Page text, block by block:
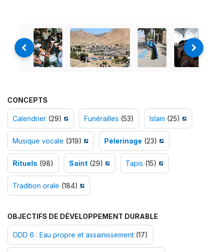
CONCEPTS
Calendrier (29) Funérailles (53) Islam (25)
Musique vocale (319) Pèlerinage (23)
Rituels (98) Saint (29) Tapis (15)
Tradition orale (184)
OBJECTIFS DE DÉVELOPPEMENT DURABLE
ODD 6 : Eau propre et assainissement (17)